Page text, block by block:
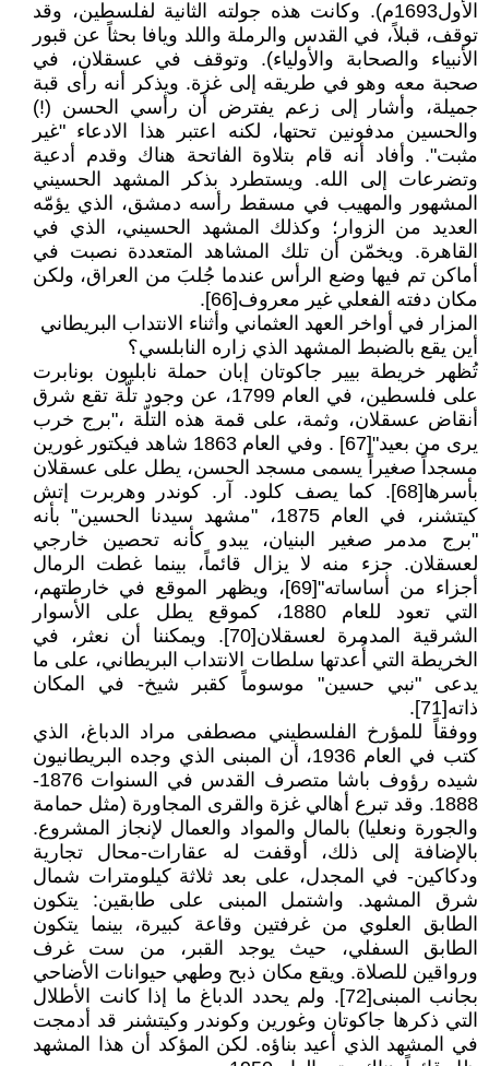
الأول1693م). وكانت هذه جولته الثانية لفلسطين، وقد
توقف، قبلاً، في القدس والرملة واللد ويافا بحثاً عن قبور
الأنبياء والصحابة والأولياء). وتوقف في عسقلان، في
صحبة معه وهو في طريقه إلى غزة. ويذكر أنه رأى قبة
جميلة، وأشار إلى زعم يفترض أن رأسي الحسن (!)
والحسين مدفونين تحتها، لكنه اعتبر هذا الادعاء "غير
مثبت". وأفاد أنه قام بتلاوة الفاتحة هناك وقدم أدعية
وتضرعات إلى الله. ويستطرد بذكر المشهد الحسيني
المشهور والمهيب في مسقط رأسه دمشق، الذي يؤمّه
العديد من الزوار؛ وكذلك المشهد الحسيني، الذي في
القاهرة. ويخمّن أن تلك المشاهد المتعددة نصبت في
أماكن تم فيها وضع الرأس عندما جُلبَ من العراق، ولكن
مكان دفته الفعلي غير معروف[66].
المزار في أواخر العهد العثماني وأثناء الانتداب البريطاني
أين يقع بالضبط المشهد الذي زاره النابلسي؟
تُظهر خريطة بيير جاكوتان إبان حملة نابليون بونابرت
على فلسطين، في العام 1799، عن وجود تلّة تقع شرق
أنقاض عسقلان، وثمة، على قمة هذه التلّة ،"برج خرب
يرى من بعيد"[67] . وفي العام 1863 شاهد فيكتور غورين
مسجداً صغيراً يسمى مسجد الحسن، يطل على عسقلان
بأسرها[68]. كما يصف كلود. آر. كوندر وهربرت إتش
كيتشنر، في العام 1875، "مشهد سيدنا الحسين" بأنه
"برج مدمر صغير البنيان، يبدو كأنه تحصين خارجي
لعسقلان. جزء منه لا يزال قائماً، بينما غطت الرمال
أجزاء من أساساته"[69]، ويظهر الموقع في خارطتهم،
التي تعود للعام 1880، كموقع يطل على الأسوار
الشرقية المدمرة لعسقلان[70]. ويمكننا أن نعثر، في
الخريطة التي أُعدتها سلطات الانتداب البريطاني، على ما
يدعى "نبي حسين" موسوماً كقبر شيخ- في المكان
ذاته[71].
ووفقاً للمؤرخ الفلسطيني مصطفى مراد الدباغ، الذي
كتب في العام 1936، أن المبنى الذي وجده البريطانيون
شيده رؤوف باشا متصرف القدس في السنوات 1876-
1888. وقد تبرع أهالي غزة والقرى المجاورة (مثل حمامة
والجورة ونعليا) بالمال والمواد والعمال لإنجاز المشروع.
بالإضافة إلى ذلك، أوقفت له عقارات-محال تجارية
ودكاكين- في المجدل، على بعد ثلاثة كيلومترات شمال
شرق المشهد. واشتمل المبنى على طابقين: يتكون
الطابق العلوي من غرفتين وقاعة كبيرة، بينما يتكون
الطابق السفلي، حيث يوجد القبر، من ست غرف
ورواقين للصلاة. ويقع مكان ذبح وطهي حيوانات الأضاحي
بجانب المبنى[72]. ولم يحدد الدباغ ما إذا كانت الأطلال
التي ذكرها جاكوتان وغورين وكوندر وكيتشنر قد أدمجت
في المشهد الذي أعيد بناؤه. لكن المؤكد أن هذا المشهد